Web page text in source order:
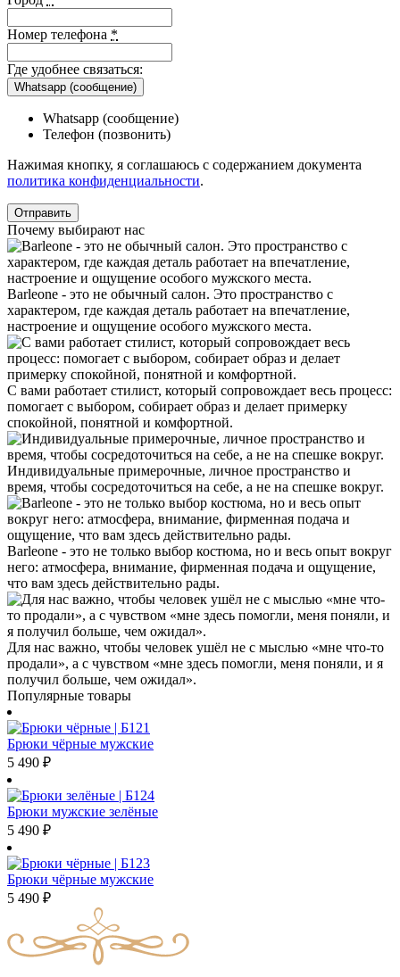
Номер телефона *
Где удобнее связаться:
Whatsapp (сообщение)
Whatsapp (сообщение)
Телефон (позвонить)
Нажимая кнопку, я соглашаюсь с содержанием документа
политика конфиденциальности.
Почему выбирают нас
Barleone - это не обычный салон. Это пространство с
характером, где каждая деталь работает на впечатление,
настроение и ощущение особого мужского места.
С вами работает стилист, который сопровождает весь процесс:
помогает с выбором, собирает образ и делает примерку
спокойной, понятной и комфортной.
Индивидуальные примерочные, личное пространство и
время, чтобы сосредоточиться на себе, а не на спешке вокруг.
Barleone - это не только выбор костюма, но и весь опыт вокруг
него: атмосфера, внимание, фирменная подача и ощущение,
что вам здесь действительно рады.
Для нас важно, чтобы человек ушёл не с мыслью «мне что-то
продали», а с чувством «мне здесь помогли, меня поняли, и я
получил больше, чем ожидал».
Популярные товары
Брюки чёрные мужские
5 490 ₽
Брюки мужские зелёные
5 490 ₽
Брюки чёрные мужские
5 490 ₽